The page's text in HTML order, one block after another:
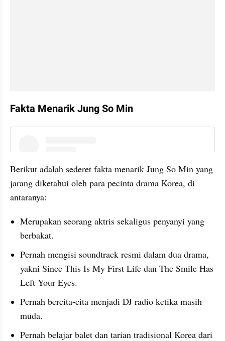
Fakta Menarik Jung So Min
Berikut adalah sederet fakta menarik Jung So Min yang
jarang diketahui oleh para pecinta drama Korea, di
antaranya:
Merupakan seorang aktris sekaligus penyanyi yang
berbakat.
Pernah mengisi soundtrack resmi dalam dua drama,
yakni Since This Is My First Life dan The Smile Has
Left Your Eyes.
Pernah bercita-cita menjadi DJ radio ketika masih
muda.
Pernah belajar balet dan tarian tradisional Korea dari